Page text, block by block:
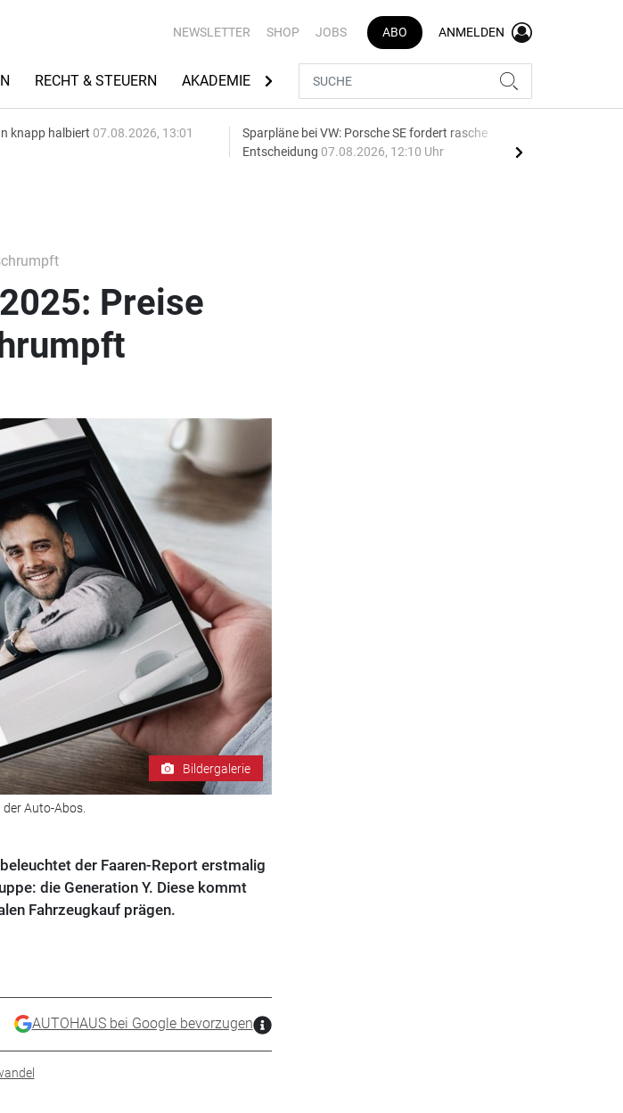
NEWSLETTER SHOP JOBS ABO ANMELDEN
RECHT & STEUERN AKADEMIE AUTOMARKEN
knapp halbiert 07.08.2026, 13:01
Sparpläne bei VW: Porsche SE fordert rasche
Entscheidung 07.08.2026, 12:10 Uhr
Preise
Bildergalerie
Auto-Abos.
der Faaren-Report erstmalig
die Generation Y. Diese kommt
Fahrzeugkauf prägen.
AUTOHAUS bei Google bevorzugen